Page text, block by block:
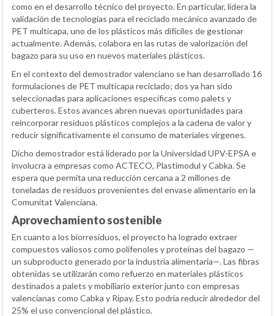
como en el desarrollo técnico del proyecto. En particular, lidera la
validación de tecnologías para el reciclado mecánico avanzado de
PET multicapa, uno de los plásticos más difíciles de gestionar
actualmente. Además, colabora en las rutas de valorización del
bagazo para su uso en nuevos materiales plásticos.
En el contexto del demostrador valenciano se han desarrollado 16
formulaciones de PET multicapa reciclado; dos ya han sido
seleccionadas para aplicaciones específicas como palets y
cuberteros. Estos avances abren nuevas oportunidades para
reincorporar residuos plásticos complejos a la cadena de valor y
reducir significativamente el consumo de materiales vírgenes.
Dicho demostrador está liderado por la Universidad UPV-EPSA e
involucra a empresas como ACTECO, Plastimodul y Cabka. Se
espera que permita una reducción cercana a 2 millones de
toneladas de residuos provenientes del envase alimentario en la
Comunitat Valenciana.
Aprovechamiento sostenible
En cuanto a los biorresiduos, el proyecto ha logrado extraer
compuestos valiosos como polifenoles y proteínas del bagazo —
un subproducto generado por la industria alimentaria—. Las fibras
obtenidas se utilizarán como refuerzo en materiales plásticos
destinados a palets y mobiliario exterior junto con empresas
valencianas como Cabka y Ripay. Esto podría reducir alrededor del
25% el uso convencional del plástico.